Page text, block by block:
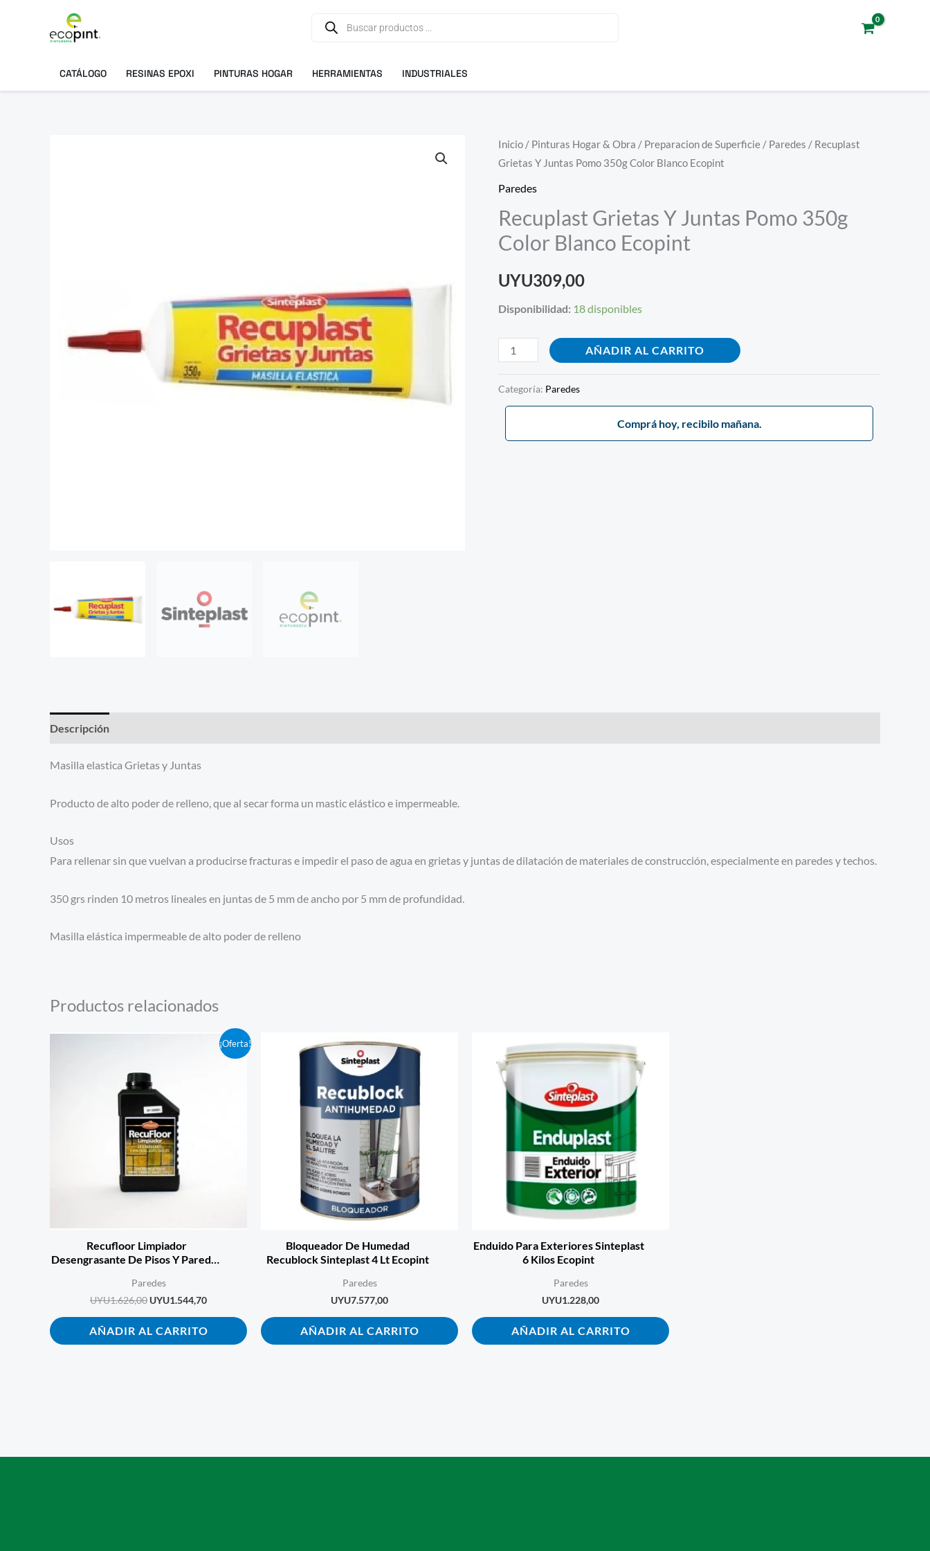
productos
CATÁLOGO RESINAS EPOXI PINTURAS HOGAR HERRAMIENTAS INDUSTRIALES
Inicio / Pinturas Hogar & Obra / Preparacion de Superficie / Paredes / Recuplast
Grietas Y Juntas Pomo 350g Color Blanco Ecopint
Paredes
Recuplast Grietas Y Juntas Pomo 350g
Color Blanco Ecopint
UYU309,00
Disponibilidad: 18 disponibles
Recuplast
Grietas
Y
Pomo
350g
Blanco
Ecopint
AÑADIR AL CARRITO
Categoría: Paredes
Comprá hoy, recibilo mañana.
Descripción
Masilla elastica Grietas y Juntas
Producto de alto poder de relleno, que al secar forma un mastic elástico e impermeable.
Usos
Para rellenar sin que vuelvan a producirse fracturas e impedir el paso de agua en grietas y juntas de dilatación de materiales de construcción, especialmente en paredes y techos.
350 grs rinden 10 metros lineales en juntas de 5 mm de ancho por 5 mm de profundidad.
Masilla elástica impermeable de alto poder de relleno
Productos relacionados
¡Oferta!
Recufloor Limpiador
Desengrasante De Pisos Y Paredes
Paredes
UYU1.626,00
era:
UYU1.626,00.
UYU1.544,70
precio
actual
AÑADIR AL CARRITO
Bloqueador De Humedad
Recublock Sinteplast 4 Lt Ecopint
Paredes
UYU7.577,00
AÑADIR AL CARRITO
Enduido Para Exteriores Sinteplast
6 Kilos Ecopint
Paredes
UYU1.228,00
AÑADIR AL CARRITO